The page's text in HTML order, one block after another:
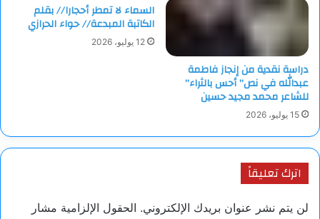
دراسة نقدية من إنجاز فاطمة
عبدالله في نص” أحس بالثراء”
للشاعر محمد مجيد حسين
15 يوليو، 2026
السماء لا تمطر أحجارا// بقلم
الكاتبة المبدعة// حواء الحرازي
12 يوليو، 2026
اترك تعليقاً
لن يتم نشر عنوان بريدك الإلكتروني. الحقول الإلزامية مشار